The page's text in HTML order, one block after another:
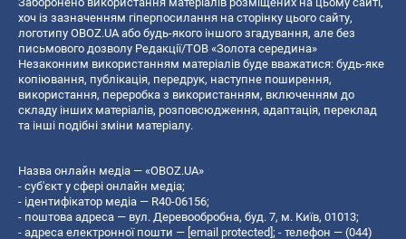
хоч із зазначенням гіперпосилання на сторінку цього сайту,
логотипу OBOZ.UA або будь-якого іншого згадування, але без
письмового дозволу Редакції/ТОВ «Золота середина»
Незаконним використанням матеріалів буде вважатися: будь-яке
копiювання, публiкацiя, передрук, наступне поширення,
використання, переробка з використанням, включенням до
складу інших матеріалів, розповсюдження, адаптація, переклад
та інші подібні зміни матеріалу.
Назва онлайн медіа — «OBOZ.UA»
- суб'єкт у сфері онлайн медіа;
- ідентифікатор медіа — R40-06156;
- поштова адреса — вул. Деревообробна, буд. 7, м. Київ, 01013;
- адреса електронної пошти — [email protected]; - телефон — (044)